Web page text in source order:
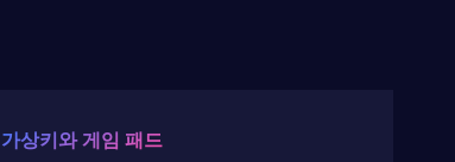
가상키와 게임 패드